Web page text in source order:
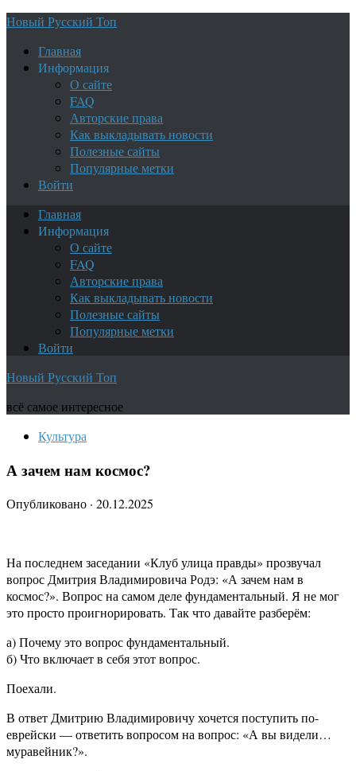
Новый Русский Топ
Главная
Информация
О сайте
FAQ
Авторские права
Как выкладывать новости
Полезные сайты
Популярные метки
Войти
Главная
Информация
О сайте
FAQ
Авторские права
Как выкладывать новости
Полезные сайты
Популярные метки
Войти
Новый Русский Топ
всё самое интересное
Культура
А зачем нам космос?
Опубликовано · 20.12.2025
На последнем заседании «Клуб улица правды» прозвучал
вопрос Дмитрия Владимировича Родэ: «А зачем нам в
космос?». Вопрос на самом деле фундаментальный. Я не мог
это просто проигнорировать. Так что давайте разберём:
а) Почему это вопрос фундаментальный.
б) Что включает в себя этот вопрос.
Поехали.
В ответ Дмитрию Владимировичу хочется поступить по-
еврейски — ответить вопросом на вопрос: «А вы видели…
муравейник?».